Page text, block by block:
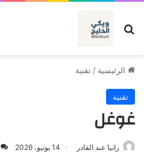
بحث عن
الرئيسية / تقنية
تقنية
غوغل
رانيا عبد القادر 14 يونيو، 2026